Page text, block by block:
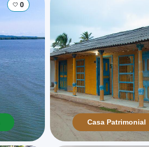
0
Casa Patrimonial